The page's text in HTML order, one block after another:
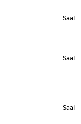
Saal
Saal
Saal